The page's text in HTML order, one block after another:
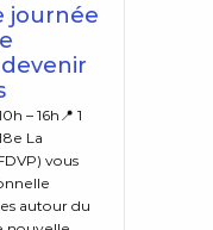
journée
– 16h📍 1
La
vous
autour du